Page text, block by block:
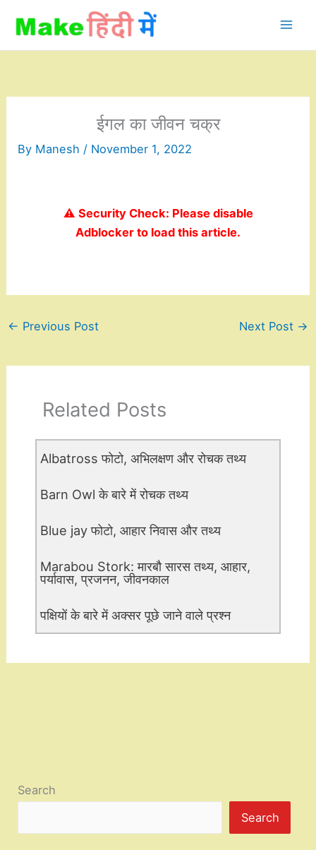
content
ईगल का जीवन चक्र
By Manesh / November 1, 2022
⚠️ Security Check: Please disable
Adblocker to load this article.
← Previous Post Next Post →
Related Posts
Albatross फोटो, अभिलक्षण और रोचक तथ्य
Barn Owl के बारे में रोचक तथ्य
Blue jay फोटो, आहार निवास और तथ्य
Marabou Stork: मारबौ सारस तथ्य, आहार,
पर्यावास, प्रजनन, जीवनकाल
पक्षियों के बारे में अक्सर पूछे जाने वाले प्रश्न
Search
Search